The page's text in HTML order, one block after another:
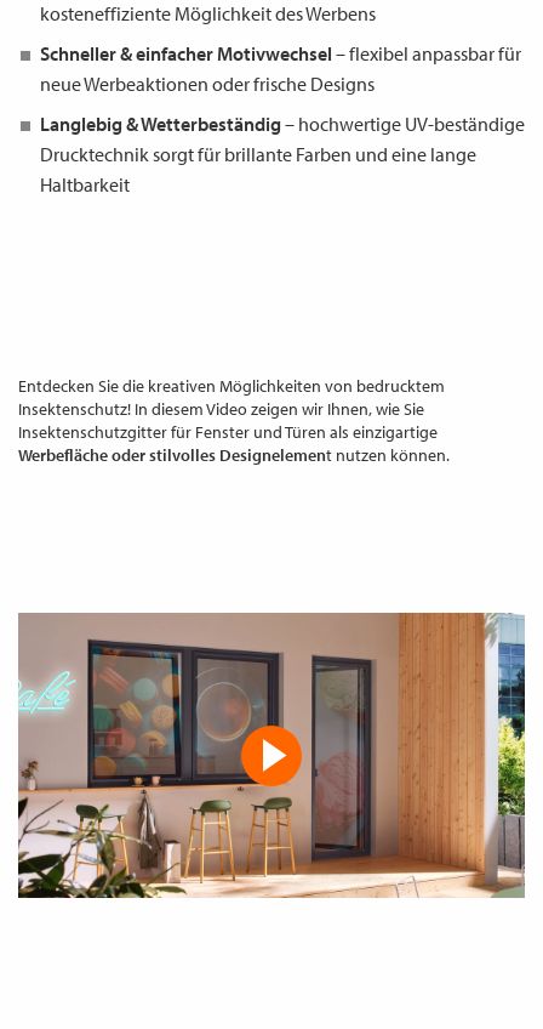
kosteneffiziente Möglichkeit des Werbens
Schneller & einfacher Motivwechsel – flexibel anpassbar für
neue Werbeaktionen oder frische Designs
Langlebig & Wetterbeständig– hochwertige UV-beständige
Drucktechnik sorgt für brillante Farben und eine lange
Haltbarkeit
Entdecken Sie die kreativen Möglichkeiten von bedrucktem
Insektenschutz! In diesem Video zeigen wir Ihnen, wie Sie
Insektenschutzgitter für Fenster und Türen als einzigartige
Werbeflächeoder stilvolles Designelement nutzen können.